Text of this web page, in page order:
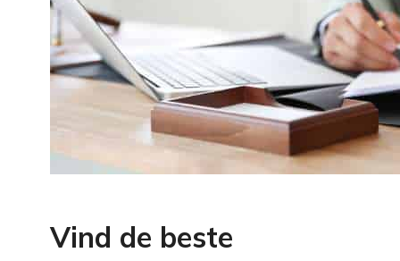
Vind de beste